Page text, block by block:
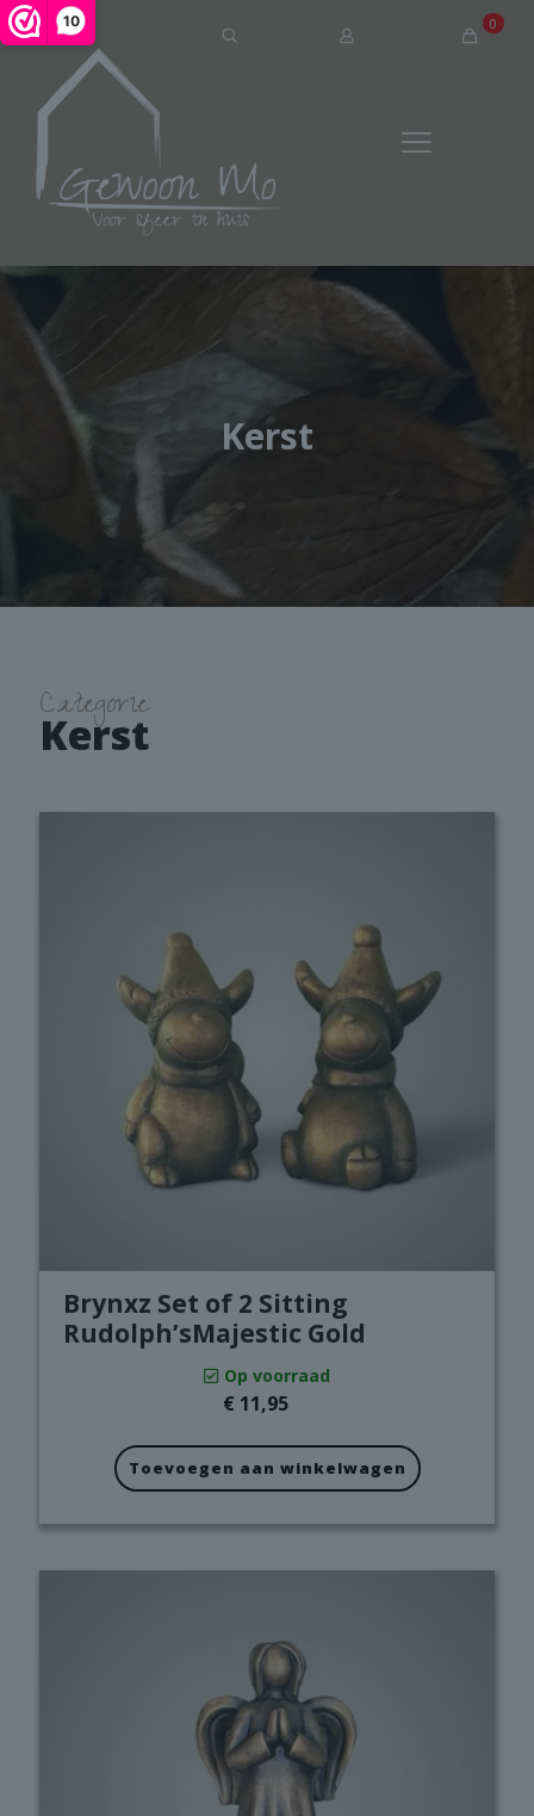
10 0
Kerst
Categorie
Kerst
Brynxz Set of 2 Sitting
Rudolph’sMajestic Gold
Op voorraad
€ 11,95
Toevoegen aan winkelwagen